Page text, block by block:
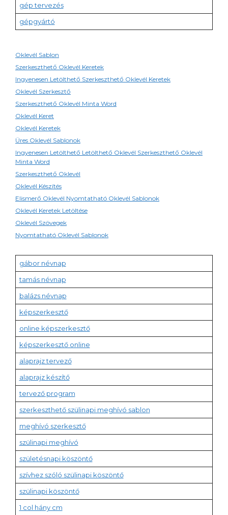
gép tervezés
gépgyártó
Oklevél Sablon
Szerkeszthető Oklevél Keretek
Ingyenesen Letölthető Szerkeszthető Oklevél Keretek
Oklevél Szerkesztő
Szerkeszthető Oklevél Minta Word
Oklevél Keret
Oklevél Keretek
Üres Oklevél Sablonok
Ingyenesen Letölthető Letölthető Oklevél Szerkeszthető Oklevél
Minta Word
Szerkeszthető Oklevél
Oklevél Készítés
Elismerő Oklevél Nyomtatható Oklevél Sablonok
Oklevél Keretek Letöltése
Oklevél Szövegek
Nyomtatható Oklevél Sablonok
gábor névnap
tamás névnap
balázs névnap
képszerkesztő
online képszerkesztő
képszerkesztő online
alaprajz tervező
alaprajz készítő
tervező program
szerkeszthető szülinapi meghívó sablon
meghívó szerkesztő
szülinapi meghívó
születésnapi köszöntő
szívhez szóló szülinapi köszöntő
szülinapi köszöntő
1 col hány cm